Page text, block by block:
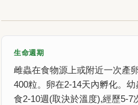
生命週期
雌蟲在食物源上或附近一次產
400粒。卵在2-14天內孵化。幼
食2-10週(取決於溫度),經歷5-7